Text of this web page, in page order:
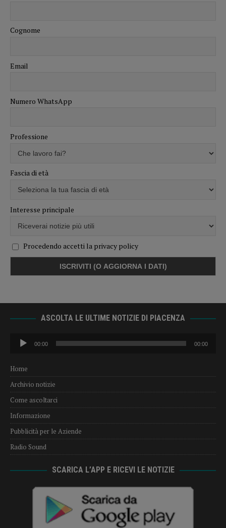
Cognome
Email
Numero WhatsApp
Professione
Fascia di età
Interesse principale
Procedendo accetti la privacy policy
ASCOLTA LE ULTIME NOTIZIE DI PIACENZA
Audio
Player
00:00 00:00
Home
Archivio notizie
Come ascoltarci
Informazione
Pubblicità per le Aziende
Radio Sound
SCARICA L’APP E RICEVI LE NOTIZIE